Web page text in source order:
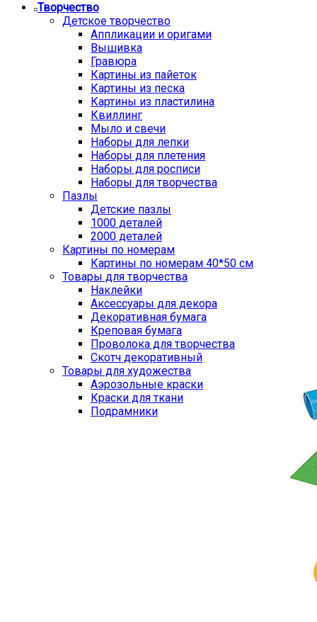
Творчество
Детское творчество
Аппликации и оригами
Вышивка
Гравюра
Картины из пайеток
Картины из песка
Картины из пластилина
Квиллинг
Мыло и свечи
Наборы для лепки
Наборы для плетения
Наборы для росписи
Наборы для творчества
Пазлы
Детские пазлы
1000 деталей
2000 деталей
Картины по номерам
Картины по номерам 40*50 см
Товары для творчества
Наклейки
Аксессуары для декора
Декоративная бумага
Креповая бумага
Проволока для творчества
Скотч декоративный
Товары для художества
Аэрозольные краски
Краски для ткани
Подрамники